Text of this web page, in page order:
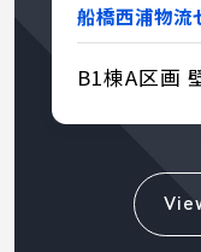
船橋西浦物
B1棟A区画